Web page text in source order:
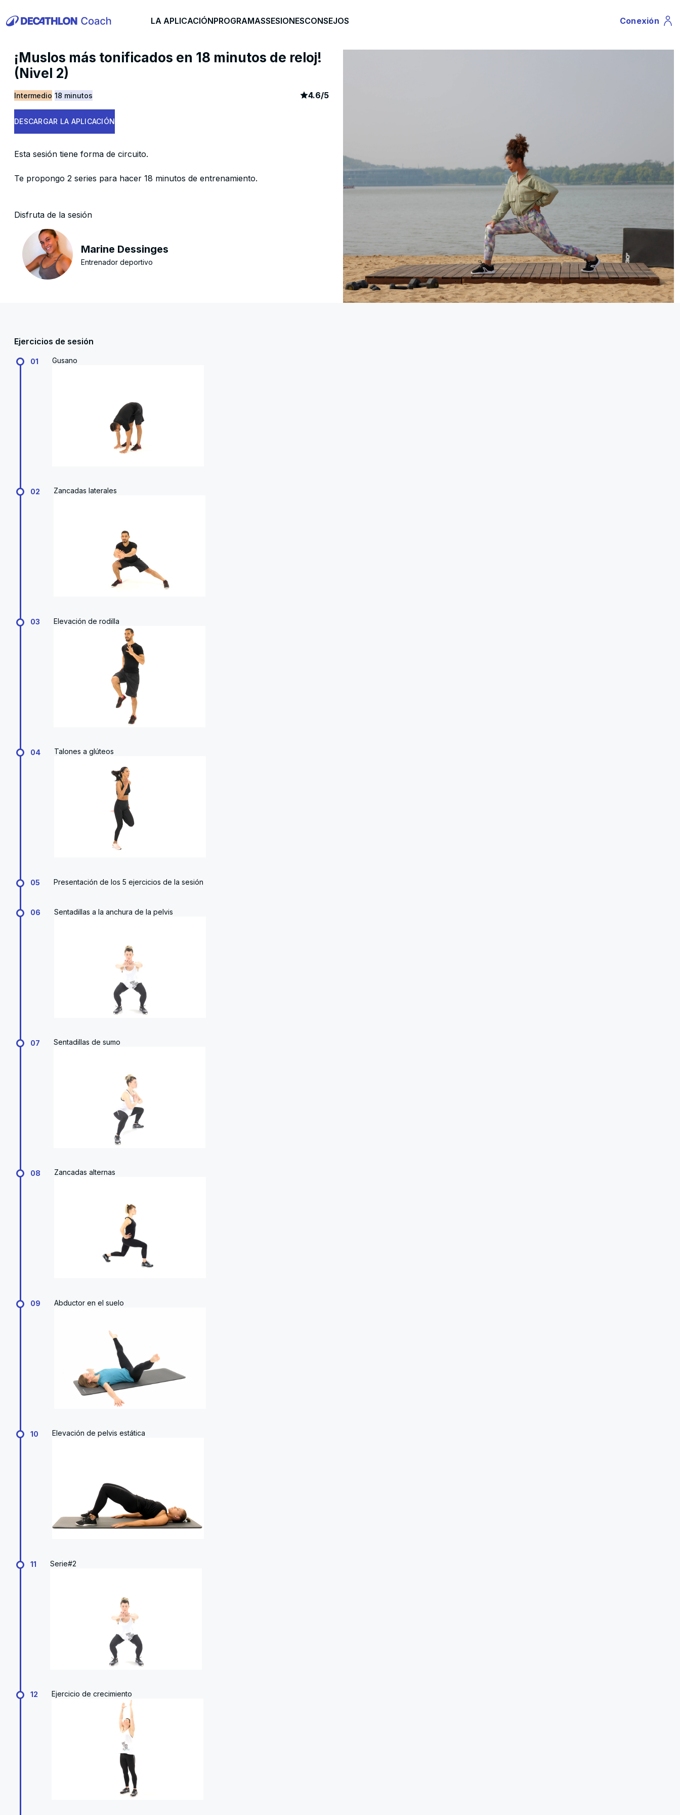
LA APLICACIÓNPROGRAMASSESIONESCONSEJOS Profile
Conexión
¡Muslos más tonificados en 18 minutos de reloj!
(Nivel 2)
Intermedio 18 minutos article rating
4.6/5762
DESCARGAR LA APLICACIÓN
Esta sesión tiene forma de circuito.
Te propongo 2 series para hacer 18 minutos de entrenamiento.
Disfruta de la sesión
Marine Dessinges
Entrenador deportivo
Ejercicios de sesión
01 Gusano
02 Zancadas laterales
03 Elevación de rodilla
04 Talones a glúteos
05 Presentación de los 5 ejercicios de la sesión
06 Sentadillas a la anchura de la pelvis
07 Sentadillas de sumo
08 Zancadas alternas
09 Abductor en el suelo
10 Elevación de pelvis estática
11 Serie#2
12 Ejercicio de crecimiento